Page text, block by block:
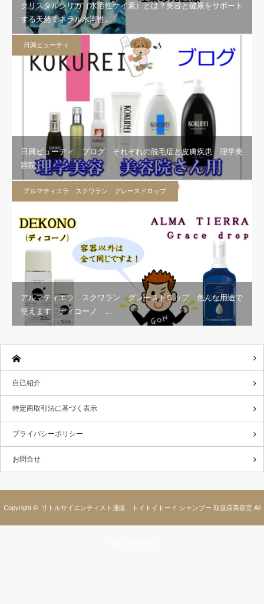
クリスタルシリカ（水溶性ケイ素）とは？美容と健康をサポート
する天然ミネラル水溶性…
日興ビューティ
日興ビューティ ブログ それぞれの脱毛症と皮膚疾患 理学美
容院
アルマティエラ スクワラン グレースドロップ
アルマティエラ スクワラン グレースドロップ 色んな用途で
使えます ディコーノ …
自己紹介
特定商取引法に基づく表示
プライバシーポリシー
お問合せ
Copyright © リトルサイエンティスト通販 トイトイトーイ シャンプー 取扱店美容室 All